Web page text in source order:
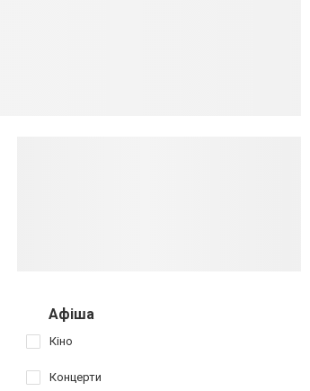
Афіша
Кіно
Концерти